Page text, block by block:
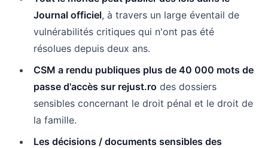
Journal officiel, à travers un large éventail de
vulnérabilités critiques qui n'ont pas été
résolues depuis deux ans.
CSM a rendu publiques plus de 40 000 mots de
passe d'accès sur rejust.ro des dossiers
sensibles concernant le droit pénal et le droit de
la famille.
Les décisions / documents sensibles des